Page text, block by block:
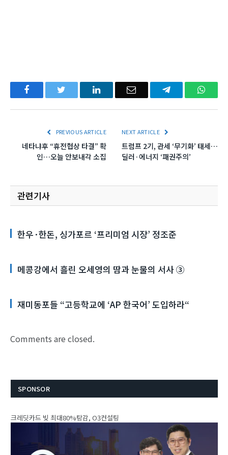
Facebook LinkedIn Email Telegram
PREVIOUS ARTICLE
네타냐후 “휴전협상 타결” 확
인…오늘 안보내각 소집
NEXT ARTICLE
트럼프 2기, 관세 ‘무기화’ 태세…
딜러·에너지 ‘패권주의’
관련기사
한우·한돈, 싱가포르 ‘프리미엄 시장’ 정조준
메콩강에서 흘린 오세영의 땀과 눈물의 서사 ③
재미동포들 “고등학교에 ‘AP 한국어’ 도입하라“
Comments are closed.
SPONSOR
크레딧카드 빚 최대80%탕감, O3컨설팅